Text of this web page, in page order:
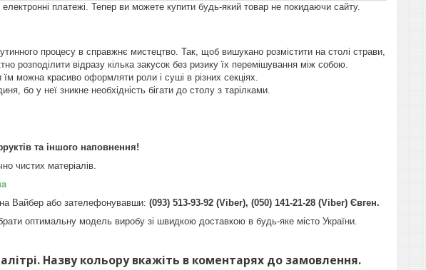
електронні платежі. Тепер ви можете купити будь-який товар не покидаючи сайту.
процесу в справжнє мистецтво. Так, щоб вишукано розмістити на столі страви,
розподілити відразу кілька закусок без ризику їх перемішування між собою.
можна красиво оформляти роли і суші в різних секціях.
бо у неї зникне необхідність бігати до столу з тарілками.
та іншого наповнення!
чистих матеріалів.
Вайбер або зателефонувавши: (093) 513-93-92 (Viber), (050) 141-21-28 (Viber) Євген.
оптимальну модель виробу зі швидкою доставкою в будь-яке місто України.
Назву кольору вкажіть в коментарях до замовлення.